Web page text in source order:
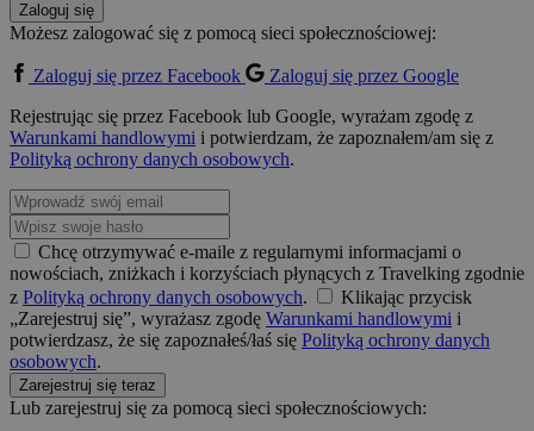
Zaloguj się
Możesz zalogować się z pomocą sieci społecznościowej:
Zaloguj się przez Facebook
Zaloguj się przez Google
Rejestrując się przez Facebook lub Google, wyrażam zgodę z
Warunkami handlowymi i potwierdzam, że zapoznałem/am się z
Polityką ochrony danych osobowych.
Chcę otrzymywać e-maile z regularnymi informacjami o
nowościach, zniżkach i korzyściach płynących z Travelking zgodnie
z Polityką ochrony danych osobowych.
Klikając przycisk
„Zarejestruj się”, wyrażasz zgodę Warunkami handlowymi i
potwierdzasz, że się zapoznałeś/łaś się Polityką ochrony danych
osobowych.
Zarejestruj się teraz
Lub zarejestruj się za pomocą sieci społecznościowych: